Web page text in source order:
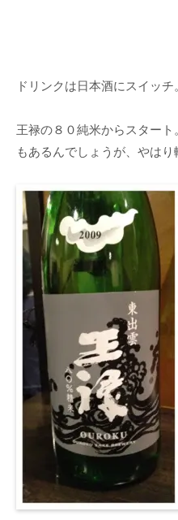
ドリンクは日本酒にスイッチ
王禄の８０純米からスター
もあるんでしょうが、やはり